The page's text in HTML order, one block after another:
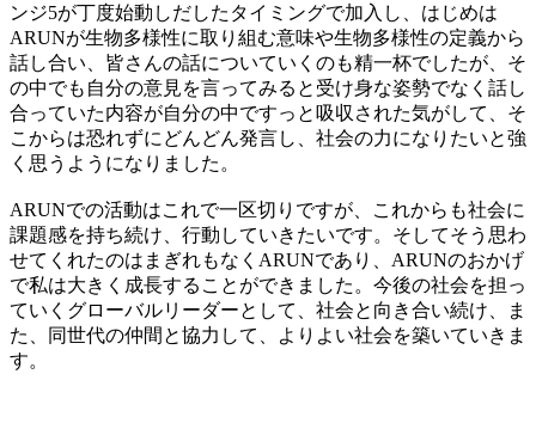
ンジ5が丁度始動しだしたタイミングで加入し、はじめは
ARUNが生物多様性に取り組む意味や生物多様性の定義から
話し合い、皆さんの話についていくのも精一杯でしたが、そ
の中でも自分の意見を言ってみると受け身な姿勢でなく話し
合っていた内容が自分の中ですっと吸収された気がして、そ
こからは恐れずにどんどん発言し、社会の力になりたいと強
く思うようになりました。
ARUNでの活動はこれで一区切りですが、これからも社会に
課題感を持ち続け、行動していきたいです。そしてそう思わ
せてくれたのはまぎれもなくARUNであり、ARUNのおかげ
で私は大きく成長することができました。今後の社会を担っ
ていくグローバルリーダーとして、社会と向き合い続け、ま
た、同世代の仲間と協力して、よりよい社会を築いていきま
す。